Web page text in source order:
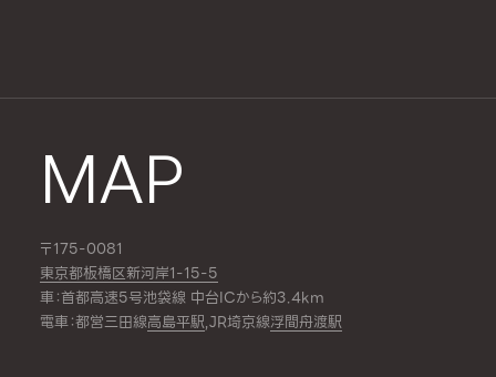
MAP
〒175-0081
東京都板橋区新河岸1-15-5
車：首都高速5号池袋線 中台ICから約3.4km
電車：都営三田線高島平駅,JR埼京線浮間舟渡駅